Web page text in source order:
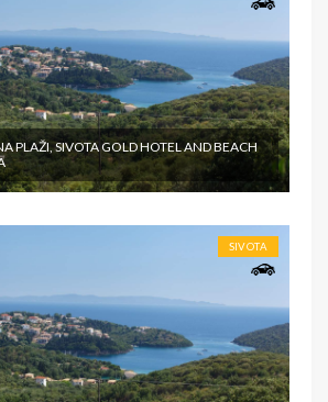
PLAŽI, SIVOTA GOLD HOTEL AND BEACH
SIVOTA